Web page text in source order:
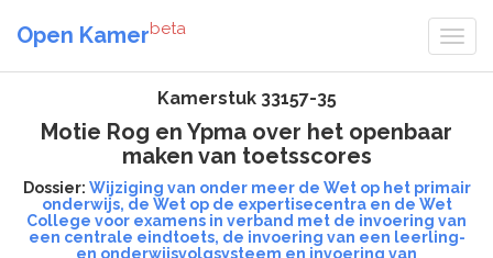
Open Kamerbeta
Kamerstuk 33157-35
Motie Rog en Ypma over het openbaar
maken van toetsscores
Dossier: Wijziging van onder meer de Wet op het primair
onderwijs, de Wet op de expertisecentra en de Wet
College voor examens in verband met de invoering van
een centrale eindtoets, de invoering van een leerling-
en onderwijsvolgsysteem en invoering van